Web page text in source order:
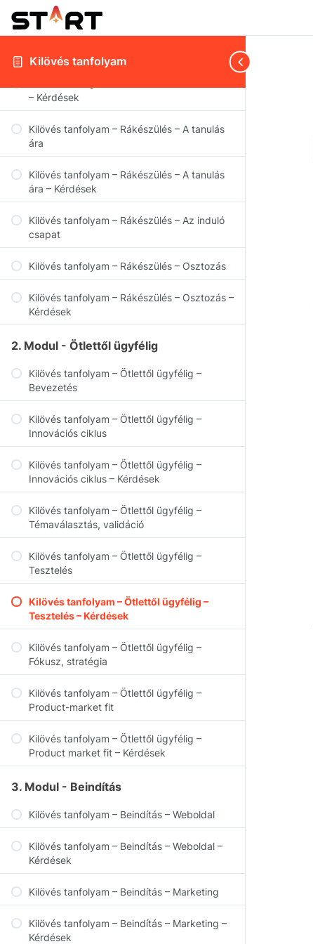
Kilövés tanfolyam
Kilövés tanfolyam – Rákészülés –
Vállalkozások fajtái
– Kérdések
Kilövés tanfolyam – Rákészülés – A tanulás
ára
Kilövés tanfolyam – Rákészülés – A tanulás
ára – Kérdések
Kilövés tanfolyam – Rákészülés – Az induló
csapat
Kilövés tanfolyam – Rákészülés – Osztozás
Kilövés tanfolyam – Rákészülés – Osztozás –
Kérdések
2. Modul - Ötlettől ügyfélig
Kilövés tanfolyam – Ötlettől ügyfélig –
Bevezetés
Kilövés tanfolyam – Ötlettől ügyfélig –
Innovációs ciklus
Kilövés tanfolyam – Ötlettől ügyfélig –
Innovációs ciklus – Kérdések
Kilövés tanfolyam – Ötlettől ügyfélig –
Témaválasztás, validáció
Kilövés tanfolyam – Ötlettől ügyfélig –
Tesztelés
Kilövés tanfolyam – Ötlettől ügyfélig –
Tesztelés – Kérdések
Kilövés tanfolyam – Ötlettől ügyfélig –
Fókusz, stratégia
Kilövés tanfolyam – Ötlettől ügyfélig –
Product-market fit
Kilövés tanfolyam – Ötlettől ügyfélig –
Product market fit – Kérdések
3. Modul - Beindítás
Kilövés tanfolyam – Beindítás – Weboldal
Kilövés tanfolyam – Beindítás – Weboldal –
Kérdések
Kilövés tanfolyam – Beindítás – Marketing
Kilövés tanfolyam – Beindítás – Marketing –
Kérdések